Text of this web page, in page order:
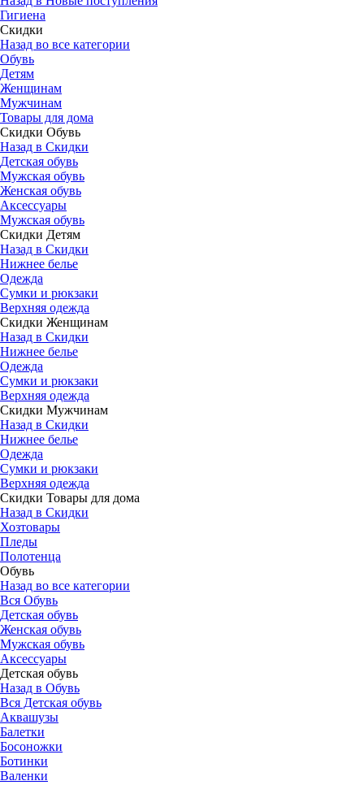
Гигиена
Скидки
Назад во все категории
Обувь
Детям
Женщинам
Мужчинам
Товары для дома
Скидки Обувь
Назад в Скидки
Детская обувь
Мужская обувь
Женская обувь
Аксессуары
Мужская обувь
Скидки Детям
Назад в Скидки
Нижнее белье
Одежда
Сумки и рюкзаки
Верхняя одежда
Скидки Женщинам
Назад в Скидки
Нижнее белье
Одежда
Сумки и рюкзаки
Верхняя одежда
Скидки Мужчинам
Назад в Скидки
Нижнее белье
Одежда
Сумки и рюкзаки
Верхняя одежда
Скидки Товары для дома
Назад в Скидки
Хозтовары
Пледы
Полотенца
Обувь
Назад во все категории
Вся Обувь
Детская обувь
Женская обувь
Мужская обувь
Аксессуары
Детская обувь
Назад в Обувь
Вся Детская обувь
Аквашузы
Балетки
Босоножки
Ботинки
Валенки